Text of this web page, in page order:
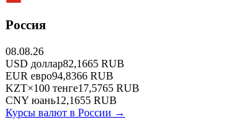
Россия
08.08.26
USD доллар82,1665 RUB
EUR евро94,8366 RUB
KZT×100 тенге17,5765 RUB
CNY юань12,1655 RUB
Курсы валют в России →